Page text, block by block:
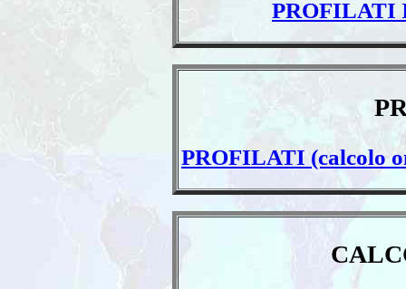
PROFILATI
PROFILATI (calcolo